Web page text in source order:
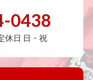
0438
休日 日・祝